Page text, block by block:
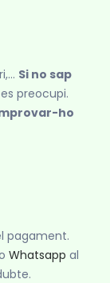
Si no sap
preocupi.
ho
pagament.
Whatsapp al